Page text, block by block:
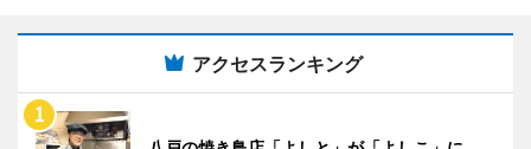
アクセスランキング